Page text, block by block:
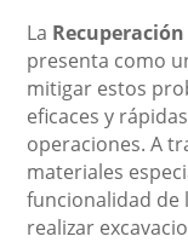
La
presenta como
mitigar estos
eficaces y
operaciones. A
materiales
funcionalidad de
realizar